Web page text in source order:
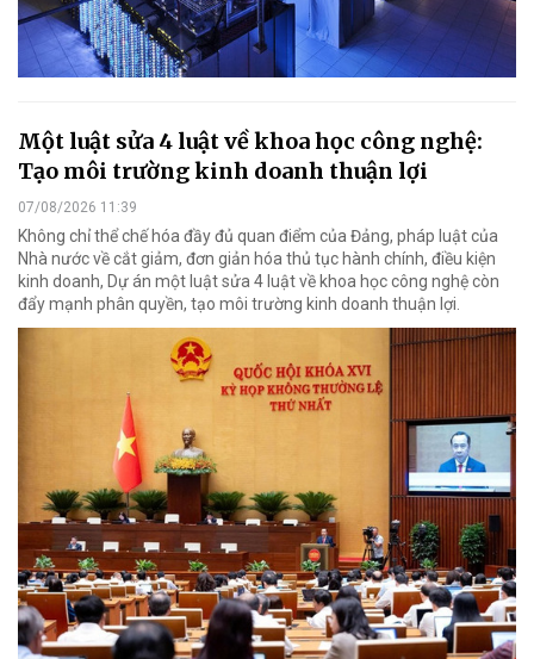
Một luật sửa 4 luật về khoa học công nghệ:
Tạo môi trường kinh doanh thuận lợi
07/08/2026 11:39
Không chỉ thể chế hóa đầy đủ quan điểm của Đảng, pháp luật của
Nhà nước về cắt giảm, đơn giản hóa thủ tục hành chính, điều kiện
kinh doanh, Dự án một luật sửa 4 luật về khoa học công nghệ còn
đẩy mạnh phân quyền, tạo môi trường kinh doanh thuận lợi.